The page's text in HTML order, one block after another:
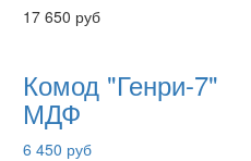
17 650 руб
Комод "Генри-7"
МДФ
6 450 руб